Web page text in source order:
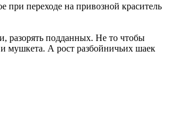
переходе на привозной краситель
разорять подданных. Не то чтобы
мушкета. А рост разбойничьих шаек